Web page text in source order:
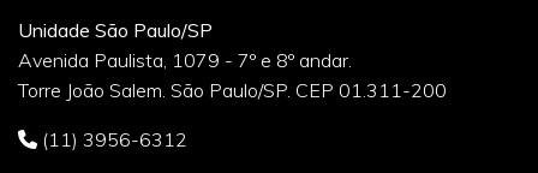
Unidade São Paulo/SP
Avenida Paulista, 1079 - 7º e 8º andar.
Torre João Salem. São Paulo/SP. CEP 01.311-200
(11) 3956-6312